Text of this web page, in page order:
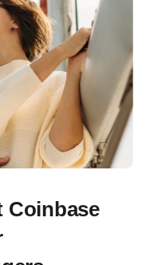
Coinbase